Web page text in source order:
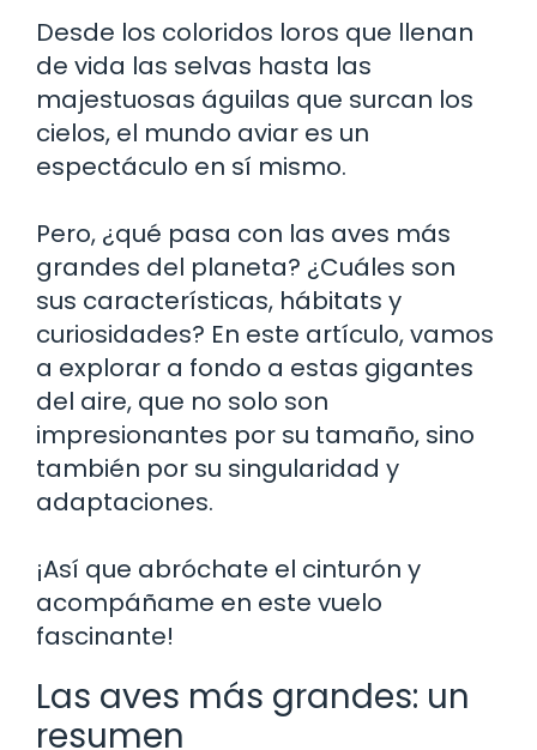
Desde los coloridos loros que llenan
de vida las selvas hasta las
majestuosas águilas que surcan los
cielos, el mundo aviar es un
espectáculo en sí mismo.
Pero, ¿qué pasa con las aves más
grandes del planeta? ¿Cuáles son
sus características, hábitats y
curiosidades? En este artículo, vamos
a explorar a fondo a estas gigantes
del aire, que no solo son
impresionantes por su tamaño, sino
también por su singularidad y
adaptaciones.
¡Así que abróchate el cinturón y
acompáñame en este vuelo
fascinante!
Las aves más grandes: un
resumen